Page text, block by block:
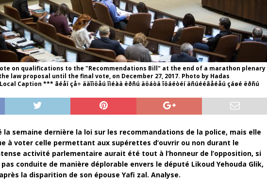
on qualifications to the "Recommendations Bill" at the end of a marathon plenary
law proposal until the final vote, on December 27, 2017. Photo by Hadas
Caption *** ãéåï çå÷ ääîìöåú îìéàä ëðñú äöáòä îöáéòéí äñúééâåéåú çáøé ëðñú
la semaine dernière la loi sur les recommandations de la police, mais elle
à voter celle permettant aux supérettes d’ouvrir ou non durant le
activité parlementaire aurait été tout à l’honneur de l’opposition, si
conduite de manière déplorable envers le député Likoud Yehouda Glik,
la disparition de son épouse Yafi zal. Analyse.